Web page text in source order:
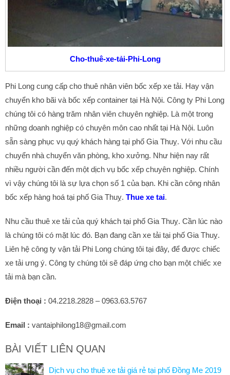
Cho-thuê-xe-tải-Phi-Long
Phi Long cung cấp cho thuê nhân viên bốc xếp xe tải. Hay vận
chuyển kho bãi và bốc xếp container tại Hà Nội. Công ty Phi Long
chúng tôi có hàng trăm nhân viên chuyên nghiệp. Là một trong
những doanh nghiệp có chuyên môn cao nhất tại Hà Nội. Luôn
sẵn sàng phục vụ quý khách hàng tại phố Gia Thuỵ. Với nhu cầu
chuyển nhà chuyển văn phòng, kho xưởng. Như hiện nay rất
nhiều người cần đến một dịch vụ bốc xếp chuyên nghiệp. Chính
vì vậy chúng tôi là sự lựa chọn số 1 của bạn. Khi cần công nhân
bốc xếp hàng hoá tại phố Gia Thuỵ. Thue xe tai.
Nhu cầu thuê xe tải của quý khách tại phố Gia Thuỵ. Cần lúc nào
là chúng tôi có mặt lúc đó. Bạn đang cần xe tải tại phố Gia Thuỵ.
Liên hệ công ty vận tải Phi Long chúng tôi tại đây, để được chiếc
xe tải ưng ý. Công ty chúng tôi sẽ đáp ứng cho bạn một chiếc xe
tải mà bạn cần.
Điện thoại : 04.2218.2828 – 0963.63.5767
Email : vantaiphilong18@gmail.com
BÀI VIẾT LIÊN QUAN
Dịch vụ cho thuê xe tải giá rẻ tại phố Đồng Me 2019